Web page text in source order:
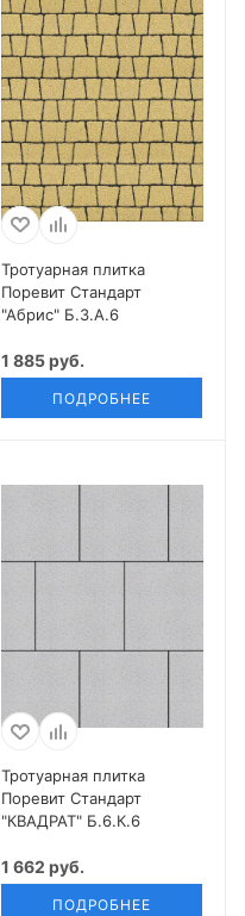
Тротуарная плитка
Поревит Стандарт
"Абрис" Б.3.А.6
1 885 руб.
ПОДРОБНЕЕ
Тротуарная плитка
Поревит Стандарт
"КВАДРАТ" Б.6.К.6
1 662 руб.
ПОДРОБНЕЕ